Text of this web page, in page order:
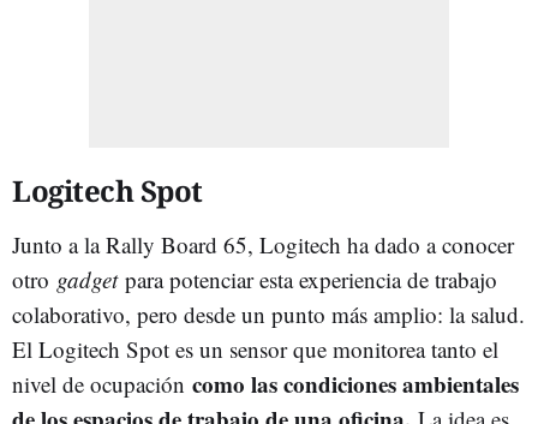
Logitech Spot
Junto a la Rally Board 65, Logitech ha dado a conocer
otro gadget para potenciar esta experiencia de trabajo
colaborativo, pero desde un punto más amplio: la salud.
El Logitech Spot es un sensor que monitorea tanto el
nivel de ocupación como las condiciones ambientales